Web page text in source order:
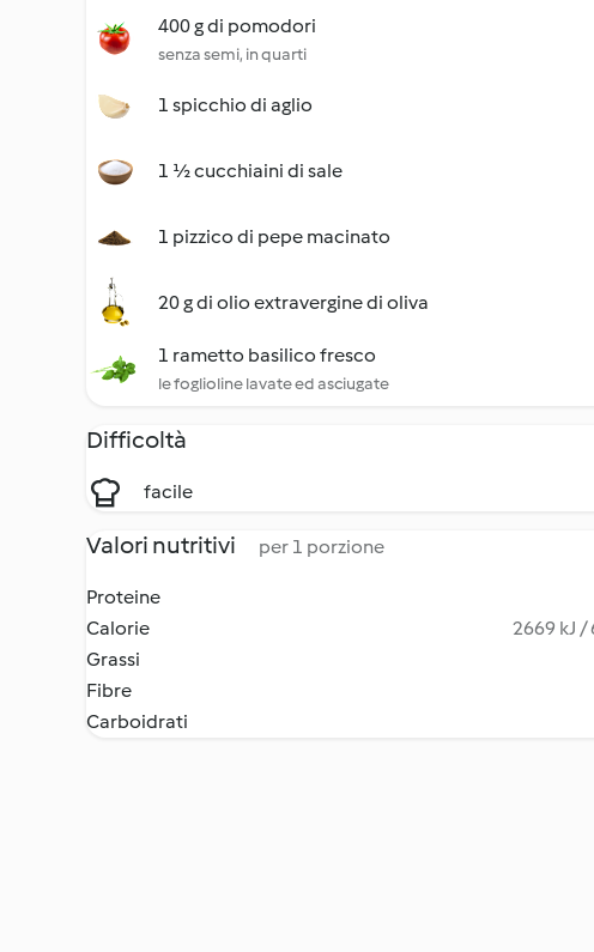
400 g di pomodori
senza semi, in quarti
1 spicchio di aglio
1 ½ cucchiaini di sale
1 pizzico di pepe macinato
20 g di olio extravergine di oliva
1 rametto basilico fresco
le foglioline lavate ed asciugate
Difficoltà
facile
Valori nutritivi per 1 porzione
Proteine
Calorie
2669 kJ /
Grassi
Fibre
Carboidrati